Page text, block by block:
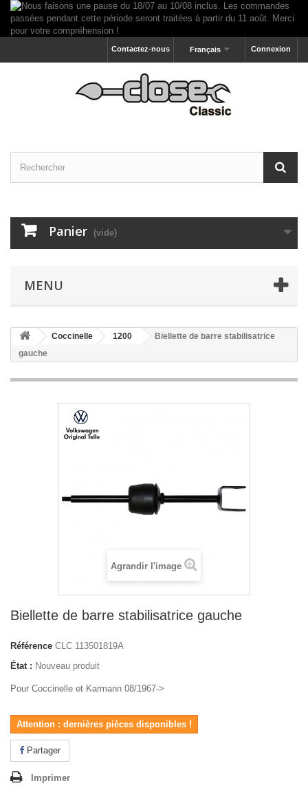
Connexion
Français
Contactez-nous
Panier (vide)
MENU
Coccinelle 1200
Biellette de barre stabilisatrice
gauche
Agrandir l'image
Biellette de barre stabilisatrice gauche
Référence CLC 113501819A
État : Nouveau produit
Pour Coccinelle et Karmann 08/1967->
Attention : dernières pièces disponibles !
Partager
Imprimer